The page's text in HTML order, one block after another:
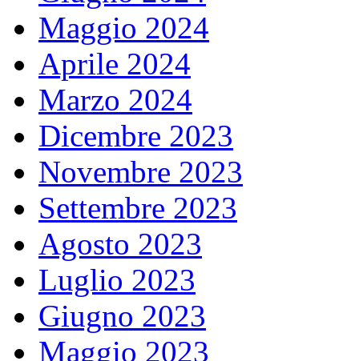
Maggio 2024
Aprile 2024
Marzo 2024
Dicembre 2023
Novembre 2023
Settembre 2023
Agosto 2023
Luglio 2023
Giugno 2023
Maggio 2023